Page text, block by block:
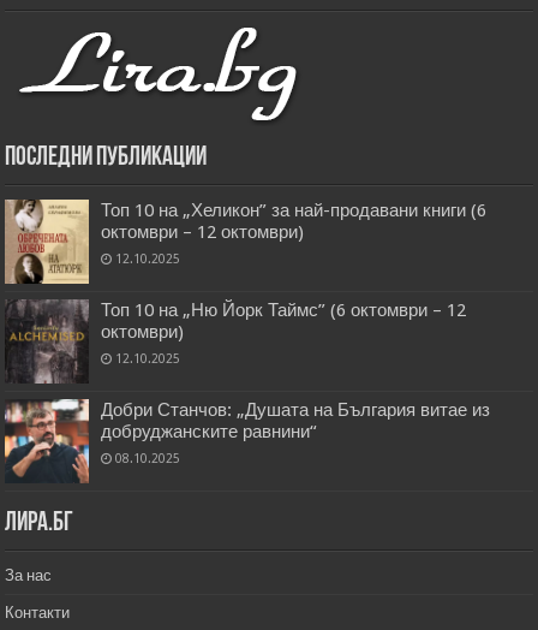
Последни публикации
Топ 10 на „Хеликон” за най-продавани книги (6
октомври – 12 октомври)
12.10.2025
Топ 10 на „Ню Йорк Таймс” (6 октомври – 12
октомври)
12.10.2025
Добри Станчов: „Душата на България витае из
добруджанските равнини“
08.10.2025
Лира.бг
За нас
Контакти